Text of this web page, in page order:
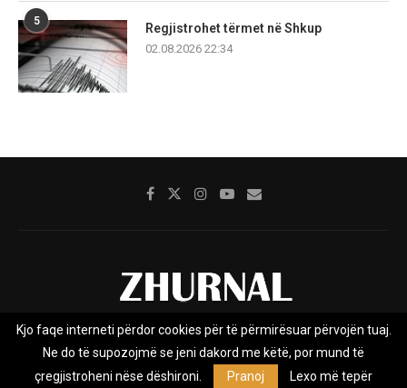
5
Regjistrohet tërmet në Shkup
02.08.2026 22:34
Rreth nesh Impresumi Marketing
Privacy Policy
Kjo faqe interneti përdor cookies për të përmirësuar përvojën tuaj.
Ne do të supozojmë se jeni dakord me këtë, por mund të
çregjistroheni nëse dëshironi.
Pranoj Lexo më tepër